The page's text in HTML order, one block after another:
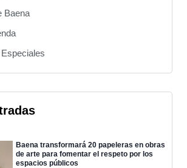
Baena
Baena transformará 20 papeleras en obras
de arte para fomentar el respeto por los
espacios públicos